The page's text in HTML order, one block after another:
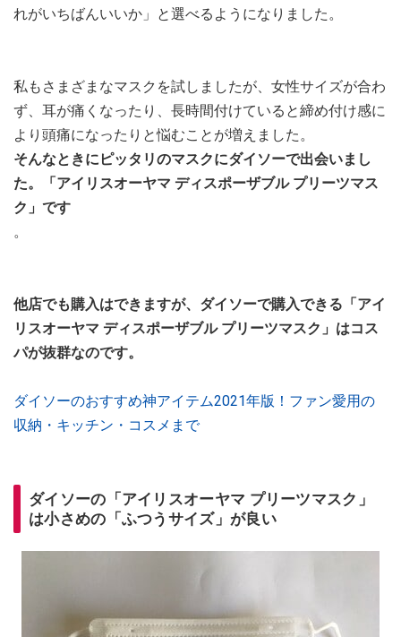
れがいちばんいいか」と選べるようになりました。
私もさまざまなマスクを試しましたが、女性サイズが合わ
ず、耳が痛くなったり、長時間付けていると締め付け感に
より頭痛になったりと悩むことが増えました。
そんなときにピッタリのマスクにダイソーで出会いまし
た。「アイリスオーヤマ ディスポーザブル プリーツマス
ク」です
。
他店でも購入はできますが、ダイソーで購入できる「アイ
リスオーヤマ ディスポーザブル プリーツマスク」はコス
パが抜群なのです。
ダイソーのおすすめ神アイテム2021年版！ファン愛用の
収納・キッチン・コスメまで
ダイソーの「アイリスオーヤマ プリーツマスク」
は小さめの「ふつうサイズ」が良い